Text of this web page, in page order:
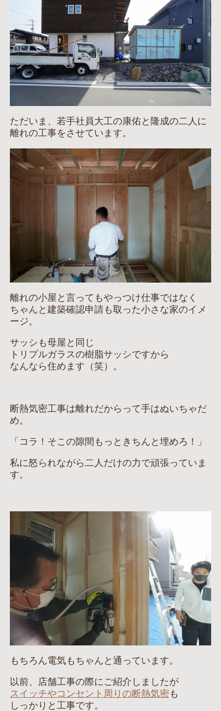
ただいま、若手社員大工の康佑と隆成の二人に
離れの工事をさせています。
離れの小屋と言ってもやっつけ仕事ではなく
ちゃんと建築確認申請も取った小さな家のイメ
ージ。
サッシも母屋と同じ
トリプルガラスの樹脂サッシですから
なんなら住めます（笑）。
断熱気密工事は離れだからって手はぬいちゃだ
め。
「コラ！そこの隙間もっときちんと埋めろ！」
私に怒られながら二人だけの力で頑張っていま
す。
もちろん電気もちゃんと通っています。
以前、店舗工事の際にご紹介しましたが
スイッチやコンセント周りの断熱気密も
しっかりと工事です。